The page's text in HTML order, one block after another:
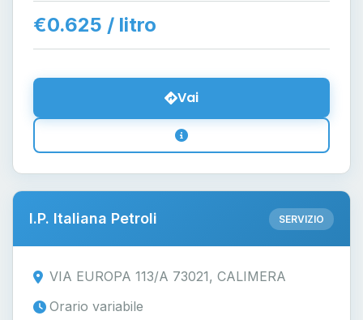
€0.625 / litro
Vai
I.P. Italiana Petroli SERVIZIO
VIA EUROPA 113/A 73021, CALIMERA
Orario variabile